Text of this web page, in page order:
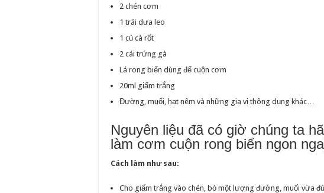
2 chén cơm
1 trái dưa leo
1 củ cà rốt
2 cái trứng gà
Lá rong biển dùng để cuộn cơm
20ml giấm trắng
Đường, muối, hạt nêm và những gia vị thông dụng khác…
Nguyên liệu đã có giờ chúng ta
làm cơm cuộn rong biển ngon
Cách làm như sau:
Cho giấm trắng vào chén, bỏ một lượng đường, muối vừa